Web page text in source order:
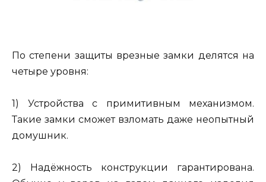
По степени защиты врезные замки делятся на
четыре уровня:
1) Устройства с примитивным механизмом.
Такие замки сможет взломать даже неопытный
домушник.
2) Надёжность конструкции гарантирована.